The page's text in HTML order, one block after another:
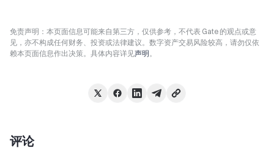
免责声明：本页面信息可能来自第三方，仅供参考，不代表 Gate 的观点或意
见，亦不构成任何财务、投资或法律建议。数字资产交易风险较高，请勿仅依
赖本页面信息作出决策。具体内容详见声明。
评论